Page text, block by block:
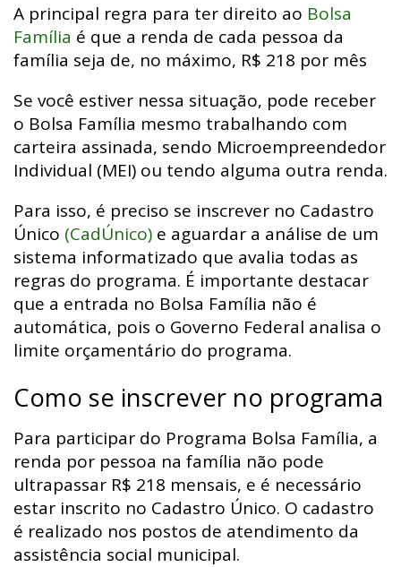
A principal regra para ter direito ao Bolsa
Família é que a renda de cada pessoa da
família seja de, no máximo, R$ 218 por mês
Se você estiver nessa situação, pode receber
o Bolsa Família mesmo trabalhando com
carteira assinada, sendo Microempreendedor
Individual (MEI) ou tendo alguma outra renda.
Para isso, é preciso se inscrever no Cadastro
Único (CadÚnico) e aguardar a análise de um
sistema informatizado que avalia todas as
regras do programa. É importante destacar
que a entrada no Bolsa Família não é
automática, pois o Governo Federal analisa o
limite orçamentário do programa.
Como se inscrever no programa
Para participar do Programa Bolsa Família, a
renda por pessoa na família não pode
ultrapassar R$ 218 mensais, e é necessário
estar inscrito no Cadastro Único. O cadastro
é realizado nos postos de atendimento da
assistência social municipal.